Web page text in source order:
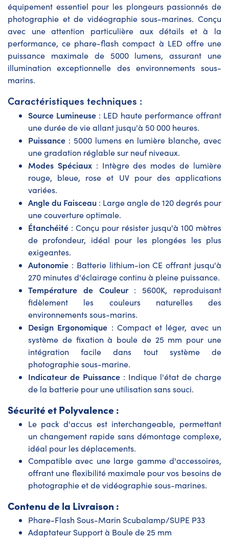
équipement essentiel pour les plongeurs passionnés de
photographie et de vidéographie sous-marines. Conçu
avec une attention particulière aux détails et à la
performance, ce phare-flash compact à LED offre une
puissance maximale de 5000 lumens, assurant une
illumination exceptionnelle des environnements sous-
marins.
Caractéristiques techniques :
Source Lumineuse : LED haute performance offrant
une durée de vie allant jusqu'à 50 000 heures.
Puissance : 5000 lumens en lumière blanche, avec
une gradation réglable sur neuf niveaux.
Modes Spéciaux: Intègre des modes de lumière
rouge, bleue, rose et UV pour des applications
variées.
Angle du Faisceau : Large angle de 120 degrés pour
une couverture optimale.
Étanchéité : Conçu pour résister jusqu'à 100 mètres
de profondeur, idéal pour les plongées les plus
exigeantes.
Autonomie : Batterie lithium-ion CE offrant jusqu'à
270 minutes d'éclairage continu à pleine puissance.
Température de Couleur: 5600K, reproduisant
fidèlement les couleurs naturelles des
environnements sous-marins.
Design Ergonomique : Compact et léger, avec un
système de fixation à boule de 25 mm pour une
intégration facile dans tout système de
photographie sous-marine.
Indicateur de Puissance : Indique l'état de charge
de la batterie pour une utilisation sans souci.
Sécurité et Polyvalence :
Le pack d'accus est interchangeable, permettant
un changement rapide sans démontage complexe,
idéal pour les déplacements.
Compatible avec une large gamme d'accessoires,
offrant une flexibilité maximale pour vos besoins de
photographie et de vidéographie sous-marines.
Contenu de la Livraison :
Phare-Flash Sous-Marin Scubalamp/SUPE P33
Adaptateur Support à Boule de 25 mm